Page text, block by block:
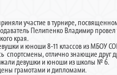
участие в турнире,
Пелипенко Владимир
края.
и юноши 8-11 классов из
спортсмены, отлично знающие друг
девушки и юноши из школы № 6.
грамотами и дипломами.